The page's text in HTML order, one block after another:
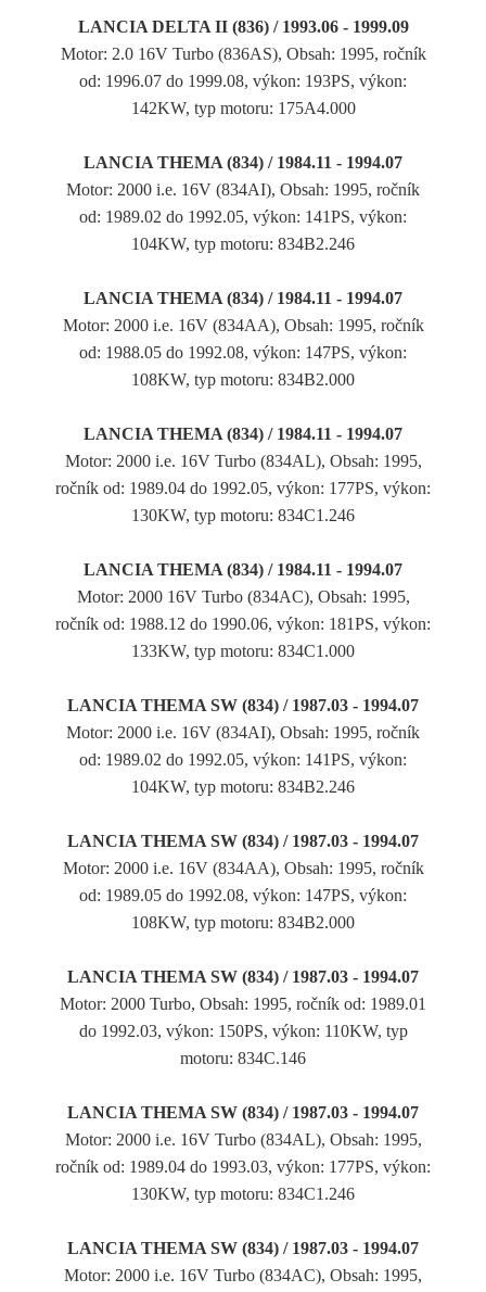
LANCIA DELTA II (836) / 1993.06 - 1999.09
Motor: 2.0 16V Turbo (836AS), Obsah: 1995, ročník
od: 1996.07 do 1999.08, výkon: 193PS, výkon:
142KW, typ motoru: 175A4.000
LANCIA THEMA (834) / 1984.11 - 1994.07
Motor: 2000 i.e. 16V (834AI), Obsah: 1995, ročník
od: 1989.02 do 1992.05, výkon: 141PS, výkon:
104KW, typ motoru: 834B2.246
LANCIA THEMA (834) / 1984.11 - 1994.07
Motor: 2000 i.e. 16V (834AA), Obsah: 1995, ročník
od: 1988.05 do 1992.08, výkon: 147PS, výkon:
108KW, typ motoru: 834B2.000
LANCIA THEMA (834) / 1984.11 - 1994.07
Motor: 2000 i.e. 16V Turbo (834AL), Obsah: 1995,
ročník od: 1989.04 do 1992.05, výkon: 177PS, výkon:
130KW, typ motoru: 834C1.246
LANCIA THEMA (834) / 1984.11 - 1994.07
Motor: 2000 16V Turbo (834AC), Obsah: 1995,
ročník od: 1988.12 do 1990.06, výkon: 181PS, výkon:
133KW, typ motoru: 834C1.000
LANCIA THEMA SW (834) / 1987.03 - 1994.07
Motor: 2000 i.e. 16V (834AI), Obsah: 1995, ročník
od: 1989.02 do 1992.05, výkon: 141PS, výkon:
104KW, typ motoru: 834B2.246
LANCIA THEMA SW (834) / 1987.03 - 1994.07
Motor: 2000 i.e. 16V (834AA), Obsah: 1995, ročník
od: 1989.05 do 1992.08, výkon: 147PS, výkon:
108KW, typ motoru: 834B2.000
LANCIA THEMA SW (834) / 1987.03 - 1994.07
Motor: 2000 Turbo, Obsah: 1995, ročník od: 1989.01
do 1992.03, výkon: 150PS, výkon: 110KW, typ
motoru: 834C.146
LANCIA THEMA SW (834) / 1987.03 - 1994.07
Motor: 2000 i.e. 16V Turbo (834AL), Obsah: 1995,
ročník od: 1989.04 do 1993.03, výkon: 177PS, výkon:
130KW, typ motoru: 834C1.246
LANCIA THEMA SW (834) / 1987.03 - 1994.07
Motor: 2000 i.e. 16V Turbo (834AC), Obsah: 1995,